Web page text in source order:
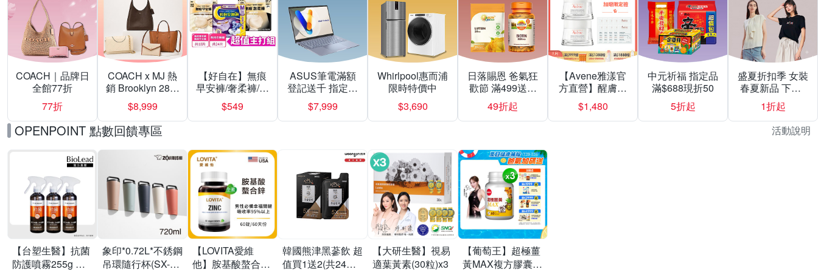
COACH｜品牌日
全館77折
77折
COACH x MJ 熱
銷 Brooklyn 28／
兩用／斜背包均
一價-多款可選
$8,999
【好自在】無痕
早安褲/奢柔褲/熊
抱安睡褲 超值組
任選一組 -生理
褲/衛生棉褲(無痕
24片)
$549
ASUS筆電滿額
登記送千 指定再
送三麗鷗
$7,999
Whirlpool惠而浦
限時特價中
$3,690
日落賜恩 爸氣狂
歡節 滿499送緩
釋型C
49折起
【Avene雅漾官
方直營】醒膚緊
實彈力霜50mlX2
入組
$1,480
中元祈福 指定品
滿$688現折50
5折起
盛夏折扣季 女裝
春夏新品 下殺1
折起
1折起
OPENPOINT 點數回饋專區 活動說明
【台塑生醫】抗菌
防護噴霧255g 三
象印*0.72L*不銹鋼
吊環隨行杯(SX-
【LOVITA愛維
他】胺基酸螯合鋅
韓國熊津黑蔘飲 超
值買1送2(共24入
【大研生醫】視易
適葉黃素(30粒)x3
【葡萄王】超極薑
黃MAX複方膠囊